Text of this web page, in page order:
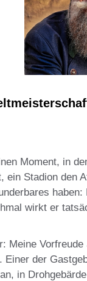
Moment, in
ein Stadion den
haben:
wirkt er
Meine Vorfreude
der
in